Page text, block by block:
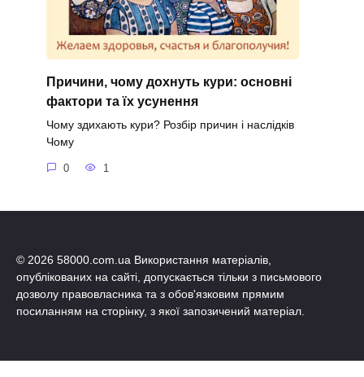
Причини, чому дохнуть кури: основні
фактори та їх усунення
Чому здихають кури? Розбір причин і наслідків
Чому
0 1
© 2026 58000.com.ua Використання матеріалів,
опублікованих на сайті, допускається тільки з письмового
дозволу правовласника та з обов'язковим прямим
посиланням на сторінку, з якої запозичений матеріал.